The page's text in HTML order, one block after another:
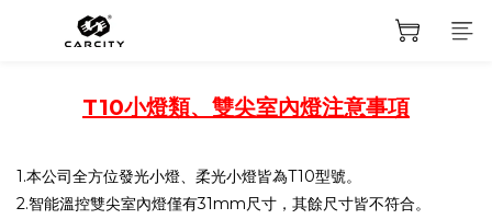
T10小燈類、雙尖室內燈注意事項
1.本公司全方位發光小燈、柔光小燈皆為T10型號。
2.智能溫控雙尖室內燈僅有31mm尺寸，其餘尺寸皆不符合。